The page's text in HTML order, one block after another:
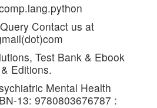
Contact us at
Test Bank & Ebook
Editions.
Mental Health
13: 9780803676787 :